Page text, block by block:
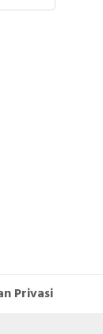
Privasi